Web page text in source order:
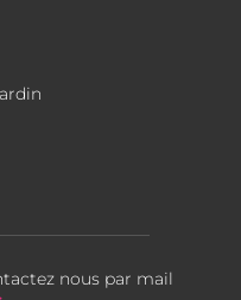
nous par mail